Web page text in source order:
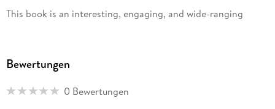
This book is an interesting, engaging, and wide-ranging
brings to view what goes on in seemingly innocent activities
a solid contribution to political theology at this early stage of
Bewertungen
0 Bewertungen